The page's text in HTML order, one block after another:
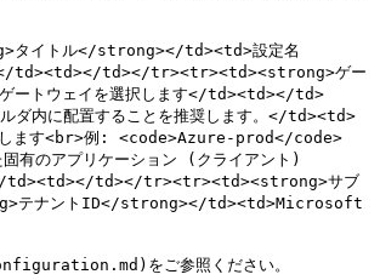
イトル</strong></td><td>設定名
td><td></td></tr><tr><td><strong>ゲー
ゲートウェイを選択します</td><td></td>
ダ内に配置することを推奨します。</td><td>
します<br>例: <code>Azure-prod</code>
のアプリケーション (クライアント)
</td><td></td></tr><tr><td><strong>サブ
テナントID</strong></td><td>Microsoft
をご参照ください。